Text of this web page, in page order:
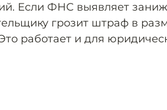
Если ФНС выявляет
грозит штраф в
работает и для